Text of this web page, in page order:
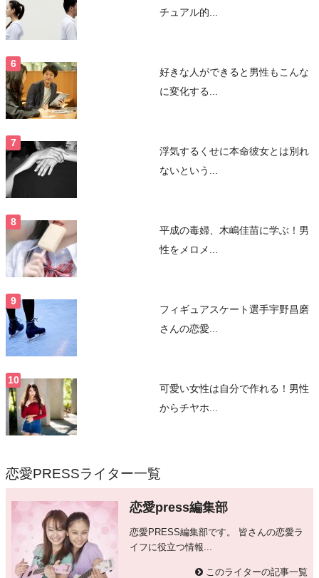
チュアル的...
好きな人ができると男性もこんな
に変化する...
浮気するくせに本命彼女とは別れ
ないという...
平成の毒婦、木嶋佳苗に学ぶ！男
性をメロメ...
フィギュアスケート選手宇野昌磨
さんの恋愛...
可愛い女性は自分で作れる！男性
からチヤホ...
恋愛PRESSライター一覧
恋愛press編集部
恋愛PRESS編集部です。 皆さんの恋愛ラ
イフに役立つ情報...
このライターの記事一覧